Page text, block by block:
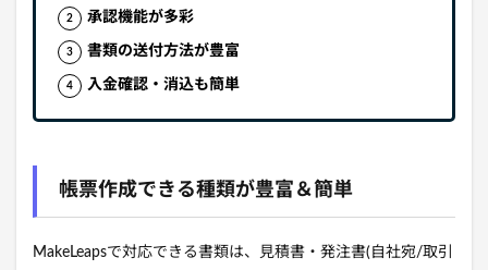
承認機能が多彩
書類の送付方法が豊富
入金確認・消込も簡単
帳票作成できる種類が豊富＆簡単
MakeLeapsで対応できる書類は、
見積書・発注書(自社宛/取引